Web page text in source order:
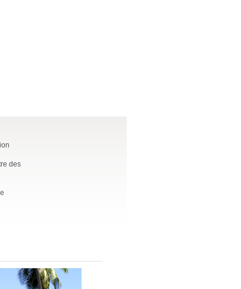
des